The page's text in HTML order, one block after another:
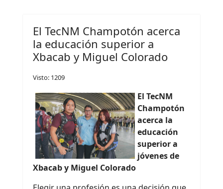
El TecNM Champotón acerca
la educación superior a
Xbacab y Miguel Colorado
Visto: 1209
El TecNM
Champotón
acerca la
educación
superior a
jóvenes de
Xbacab y Miguel Colorado